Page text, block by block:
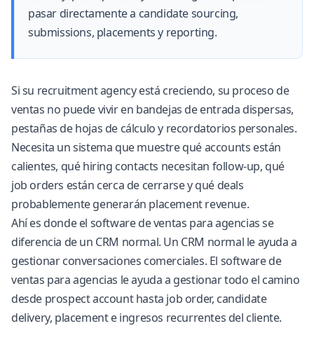
pasar directamente a candidate sourcing,
submissions, placements y reporting.
Si su recruitment agency está creciendo, su proceso de
ventas no puede vivir en bandejas de entrada dispersas,
pestañas de hojas de cálculo y recordatorios personales.
Necesita un sistema que muestre qué accounts están
calientes, qué hiring contacts necesitan follow-up, qué
job orders están cerca de cerrarse y qué deals
probablemente generarán placement revenue.
Ahí es donde el software de ventas para agencias se
diferencia de un CRM normal. Un CRM normal le ayuda a
gestionar conversaciones comerciales. El software de
ventas para agencias le ayuda a gestionar todo el camino
desde prospect account hasta job order, candidate
delivery, placement e ingresos recurrentes del cliente.